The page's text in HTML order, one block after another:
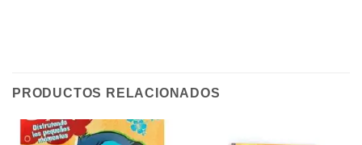
PRODUCTOS RELACIONADOS